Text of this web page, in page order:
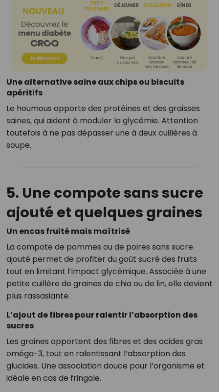
Une alternative saine aux chips ou biscuits
apéritifs
Le houmous apporte des protéines et des graisses
saines, qui aident à moduler la glycémie. Attention
toutefois à ne pas dépasser une à deux cuillères à
soupe.
5. Une compote sans sucre
ajouté et quelques graines
Un encas fruité mais maîtrisé
La compote de pommes ou de poires sans sucre
ajouté permet de profiter du goût sucré des fruits
tout en limitant l’impact glycémique. Associée à une
petite cuillère de graines de chia ou de lin, elle devient
plus rassasiante.
L’ajout de fibres pour ralentir l’absorption des
sucres
Les graines apportent des fibres et des acides gras
oméga-3, tout en ralentissant l’absorption des
glucides. Une association douce pour l’organisme et
idéale en cas de fringale.